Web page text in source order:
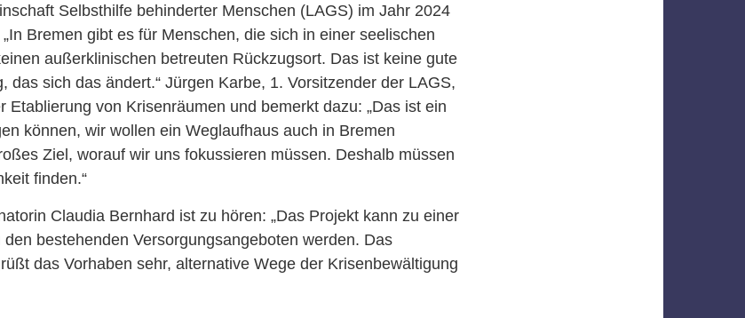
Selbsthilfe behinderter Menschen (LAGS) im Jahr 2024
„In Bremen gibt es für Menschen, die sich in einer seelischen
außerklinischen betreuten Rückzugsort. Das ist keine gute
das sich das ändert.“ Jürgen Karbe, 1. Vorsitzender der LAGS,
Etablierung von Krisenräumen und bemerkt dazu: „Das ist ein
können, wir wollen ein Weglaufhaus auch in Bremen
Ziel, worauf wir uns fokussieren müssen. Deshalb müssen
finden.“
Claudia Bernhard ist zu hören: „Das Projekt kann zu einer
bestehenden Versorgungsangeboten werden. Das
das Vorhaben sehr, alternative Wege der Krisenbewältigung